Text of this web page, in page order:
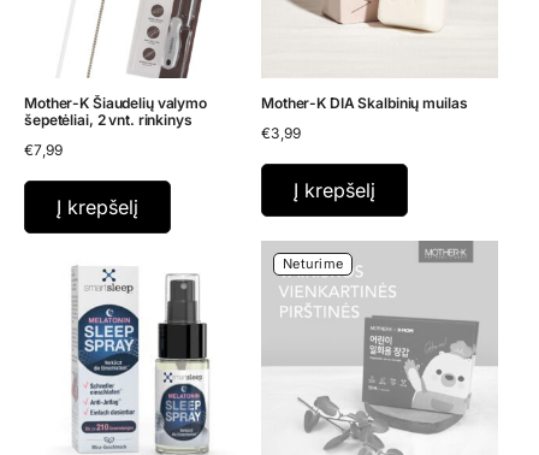
Mother-K Šiaudelių valymo
šepetėliai, 2 vnt. rinkinys
€7,99
Į krepšelį
Mother-K DIA Skalbinių muilas
€3,99
Į krepšelį
Neturime